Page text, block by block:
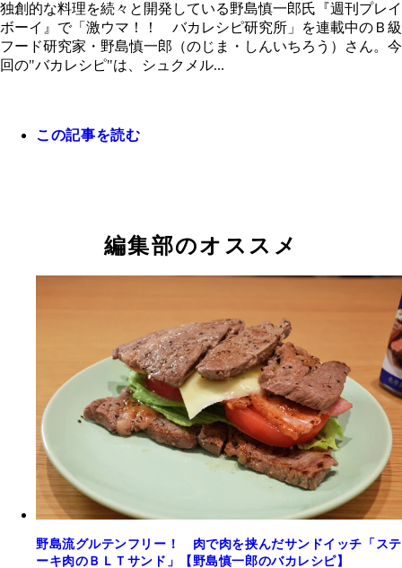
独創的な料理を続々と開発している野島慎一郎氏
独創的な料理を続々と開発している野島慎一郎氏『週刊プレイ
ボーイ』で「激ウマ！！ バカレシピ研究所」を連載中のＢ級
フード研究家・野島慎一郎（のじま・しんいちろう）さん。今
回の"バカレシピ"は、シュクメル...
この記事を読む
編集部のオススメ
野島流グルテンフリー！ 肉で肉を挟んだサンドイッチ「ステ
ーキ肉のＢＬＴサンド」【野島慎一郎のバカレシピ】